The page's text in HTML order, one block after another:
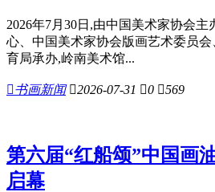
2026年7月30日,由中国美术家协会主
心、中国美术家协会版画艺术委员
育局承办,岭南美术馆...
书画新闻 2026-07-31 0 569
第六届“红船颂”中国画
启幕